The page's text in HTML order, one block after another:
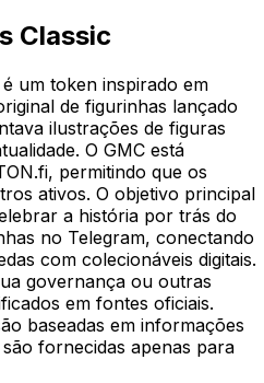
Classic
um token inspirado em
de figurinhas lançado
ilustrações de figuras
O GMC está
permitindo que os
ativos. O objetivo principal
a história por trás do
no Telegram, conectando
com colecionáveis digitais.
governança ou outras
em fontes oficiais.
baseadas em informações
fornecidas apenas para